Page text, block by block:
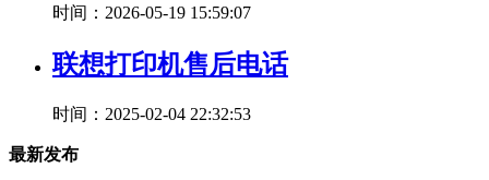
时间：2026-05-19 15:59:07
联想打印机售后电话
时间：2025-02-04 22:32:53
最新发布